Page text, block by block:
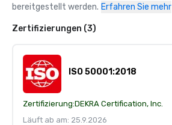
bereitgestellt werden. Erfahren Sie mehr
Zertifizierungen (3)
ISO 50001:2018
Zertifizierung:DEKRA Certification, Inc.
Läuft ab am: 25.9.2026